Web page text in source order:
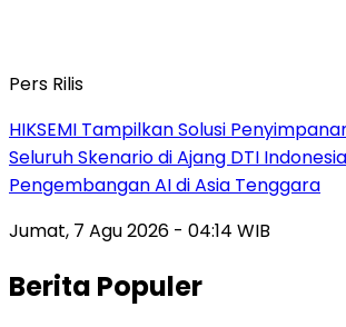
Pers Rilis
HIKSEMI Tampilkan Solusi
Seluruh Skenario di Ajang DTI
Pengembangan AI di Asia Tenggara
Jumat, 7 Agu 2026 - 04:14 WIB
Berita Populer